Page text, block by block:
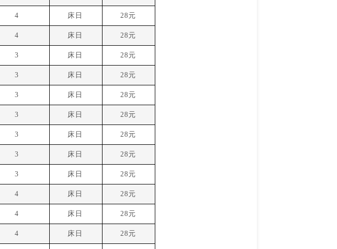
4 床日 28元
4 床日 28元
3 床日 28元
3 床日 28元
3 床日 28元
3 床日 28元
3 床日 28元
3 床日 28元
3 床日 28元
4 床日 28元
4 床日 28元
4 床日 28元